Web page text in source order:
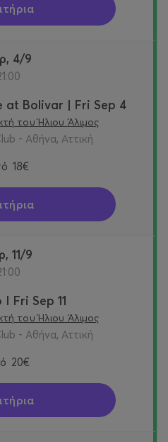
4/9
21:00
at Bolivar | Fri Sep 4
του Ήλιου Άλιμος
- Αθήνα, Αττική
18€
11/9
21:00
Fri Sep 11
του Ήλιου Άλιμος
- Αθήνα, Αττική
20€